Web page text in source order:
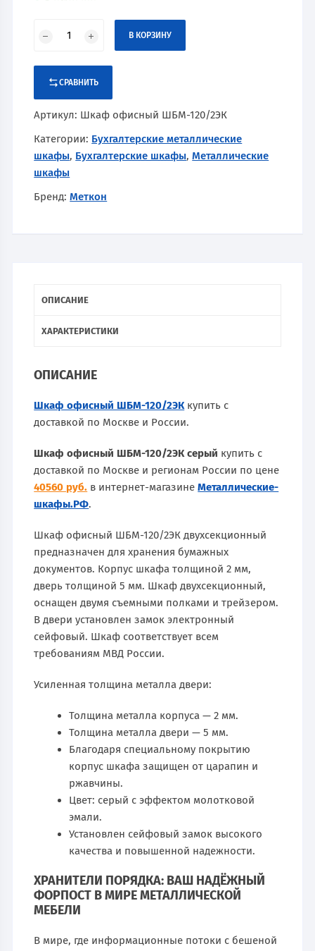
В КОРЗИНУ
СРАВНИТЬ
Артикул: Шкаф офисный ШБМ-120/2ЭК
Категории: Бухгалтерские металлические
шкафы, Бухгалтерские шкафы,Металлические
шкафы
Бренд:Меткон
ОПИСАНИЕ
ХАРАКТЕРИСТИКИ
ОПИСАНИЕ
Шкаф офисный ШБМ-120/2ЭК купить с
доставкой по Москве и России.
Шкаф офисный ШБМ-120/2ЭК серый купить с
доставкой по Москве и регионам России по цене
40560 руб. в интернет-магазинеМеталлические-
шкафы.РФ.
Шкаф офисный ШБМ-120/2ЭК двухсекционный
предназначен для хранения бумажных
документов. Корпус шкафа толщиной 2 мм,
дверь толщиной 5 мм. Шкаф двухсекционный,
оснащен двумя съемными полками и трейзером.
В двери установлен замок электронный
сейфовый. Шкаф соответствует всем
требованиям МВД России.
Усиленная толщина металла двери:
Толщина металла корпуса — 2 мм.
Толщина металла двери — 5 мм.
Благодаря специальному покрытию
корпус шкафа защищен от царапин и
ржавчины.
Цвет: серый с эффектом молотковой
эмали.
Установлен сейфовый замок высокого
качества и повышенной надежности.
ХРАНИТЕЛИ ПОРЯДКА: ВАШ НАДЁЖНЫЙ
ФОРПОСТ В МИРЕ МЕТАЛЛИЧЕСКОЙ
МЕБЕЛИ
В мире, где информационные потоки с бешеной